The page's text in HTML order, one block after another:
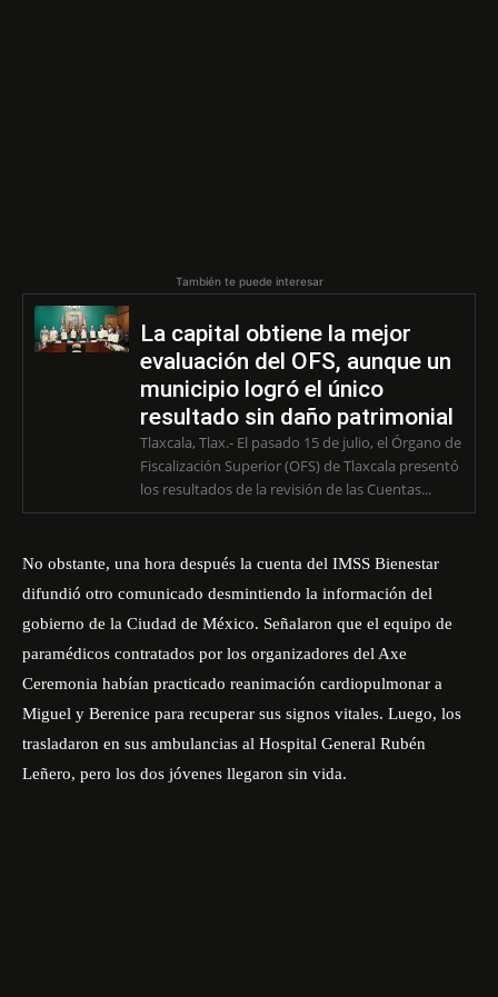
También te puede interesar
La capital obtiene la mejor
evaluación del OFS, aunque un
municipio logró el único
resultado sin daño patrimonial
Tlaxcala, Tlax.- El pasado 15 de julio, el Órgano de
Fiscalización Superior (OFS) de Tlaxcala presentó
los resultados de la revisión de las Cuentas...
No obstante, una hora después la cuenta del IMSS Bienestar
difundió otro comunicado desmintiendo la información del
gobierno de la Ciudad de México. Señalaron que el equipo de
paramédicos contratados por los organizadores del Axe
Ceremonia habían practicado reanimación cardiopulmonar a
Miguel y Berenice para recuperar sus signos vitales. Luego, los
trasladaron en sus ambulancias al Hospital General Rubén
Leñero, pero los dos jóvenes llegaron sin vida.